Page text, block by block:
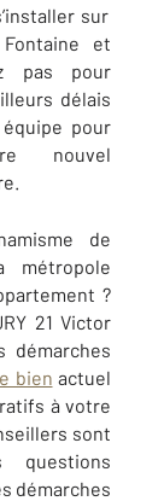
sur
et
pas pour
délais
pour
nouvel
de
métropole
?
21 Victor
démarches
bien actuel
à votre
sont
démarches